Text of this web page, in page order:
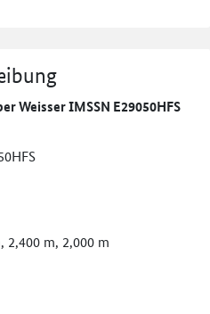
Weisser IMSSN E29050HFS
2,400 m, 2,000 m